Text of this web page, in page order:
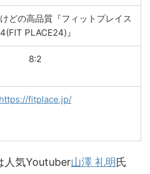
どの高品質『フィットプレイス
PLACE24)』
8:2
https://fitplace.jp/
人気Youtuber山澤 礼明氏